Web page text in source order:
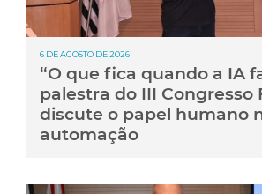
6 DE AGOSTO DE 2026
“O que fica quando a IA
palestra do III Congresso
discute o papel humano
automação